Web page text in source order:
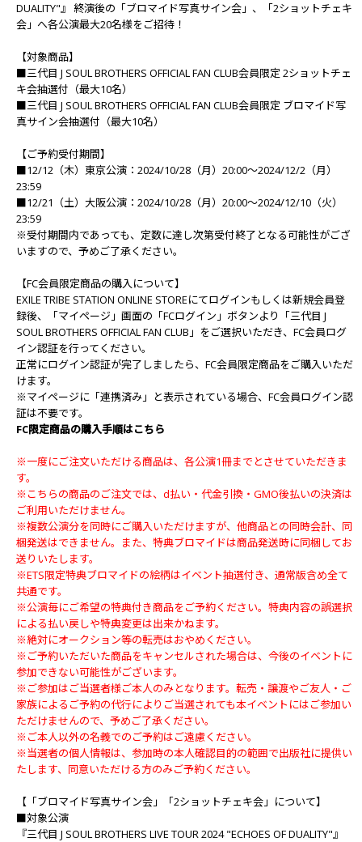
DUALITY"』 終演後の「ブロマイド写真サイン会」、「2ショットチェキ
会」へ各公演最大20名様をご招待！
【対象商品】
■三代目 J SOUL BROTHERS OFFICIAL FAN CLUB会員限定 2ショットチェ
キ会抽選付（最大10名）
■三代目 J SOUL BROTHERS OFFICIAL FAN CLUB会員限定 ブロマイド写
真サイン会抽選付（最大10名）
【ご予約受付期間】
■12/12（木）東京公演：2024/10/28（月）20:00～2024/12/2（月）
23:59
■12/21（土）大阪公演：2024/10/28（月）20:00～2024/12/10（火）
23:59
※受付期間内であっても、定数に達し次第受付終了となる可能性がござ
いますので、予めご了承ください。
【FC会員限定商品の購入について】
EXILE TRIBE STATION ONLINE STOREにてログインもしくは新規会員登
録後、「マイページ」画面の「FCログイン」ボタンより「三代目 J
SOUL BROTHERS OFFICIAL FAN CLUB」をご選択いただき、FC会員ログ
イン認証を行ってください。
正常にログイン認証が完了しましたら、FC会員限定商品をご購入いただ
けます。
※マイページに「連携済み」と表示されている場合、FC会員ログイン認
証は不要です。
FC限定商品の購入手順はこちら
※一度にご注文いただける商品は、各公演1冊までとさせていただきま
す。
※こちらの商品のご注文では、d払い・代金引換・GMO後払いの決済は
ご利用いただけません。
※複数公演分を同時にご購入いただけますが、他商品との同時会計、同
梱発送はできません。また、特典ブロマイドは商品発送時に同梱してお
送りいたします。
※ETS限定特典ブロマイドの絵柄はイベント抽選付き、通常版含め全て
共通です。
※公演毎にご希望の特典付き商品をご予約ください。特典内容の誤選択
による払い戻しや特典変更は出来かねます。
※絶対にオークション等の転売はおやめください。
※ご予約いただいた商品をキャンセルされた場合は、今後のイベントに
参加できない可能性がございます。
※ご参加はご当選者様ご本人のみとなります。転売・譲渡やご友人・ご
家族によるご予約の代行によりご当選されても本イベントにはご参加い
ただけませんので、予めご了承ください。
※ご本人以外の名義でのご予約はご遠慮ください。
※当選者の個人情報は、参加時の本人確認目的の範囲で出版社に提供い
たします、同意いただける方のみご予約ください。
【「ブロマイド写真サイン会」「2ショットチェキ会」について】
■対象公演
『三代目 J SOUL BROTHERS LIVE TOUR 2024 "ECHOES OF DUALITY"』